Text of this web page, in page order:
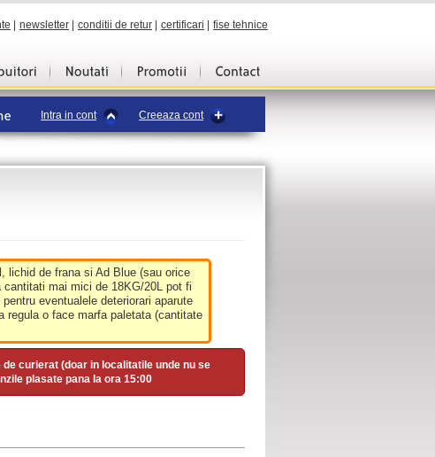
newsletter conditii de retur certificari fise tehnice
Intra in cont Creeaza cont
lichid de frana si Ad Blue (sau orice
mai mici de 18KG/20L pot fi
eventualele deteriorari aparute
regula o face marfa paletata (cantitate
curierat (doar in localitatile unde nu se
plasate pana la ora 15:00